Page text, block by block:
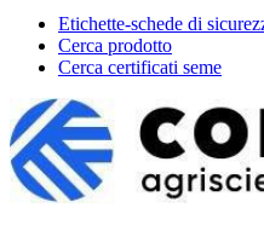
Etichette-schede di
Cerca prodotto
Cerca certificati seme